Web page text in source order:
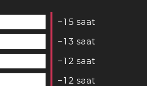
−1 5 saat
−1 3 saat
−1 2 saat
−1 2 saat